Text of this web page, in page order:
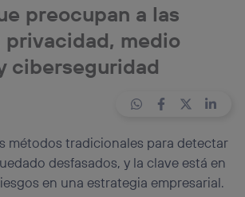
preocupan a las
privacidad, medio
ciberseguridad
métodos tradicionales para detectar
desfasados, y la clave está en
en una estrategia empresarial.